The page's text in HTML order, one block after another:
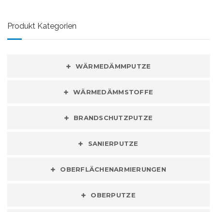
Produkt Kategorien
WÄRMEDÄMMPUTZE
WÄRMEDÄMMSTOFFE
BRANDSCHUTZPUTZE
SANIERPUTZE
OBERFLÄCHENARMIERUNGEN
OBERPUTZE